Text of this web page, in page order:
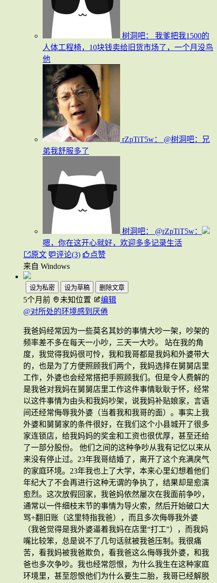
树洞吧：
我爹把我1500的
人体工程椅，10块钱卖给旧货市场了，一个月没鸟
他
rZpTiT5w：
@树洞吧：兄
弟我舒服多了
树洞吧：
@rZpTiT5w：
嗯，你在这开心就好，欢迎多多记录生活
原文
评论(3)
点赞
来自 Windows
设为私密 设为草稿 删除文章
5个月前 未知位置
编辑
@对所处的环境感到厌倦
我爸妈经常因为一些莫名其妙的事情大吵一架，吵架的
频率差不多在每天一小吵，三天一大吵。 站在我的角
度，我觉得我妈很可怜，我和我哥都是我妈和外婆带大
的，也是为了方便照顾我们两个，我妈选择在舅舅店里
工作，外婆也会经常搭把手照顾我们。但是令人费解的
是我爸对我妈在舅舅店里工作这件事情耿耿于怀，经常
以这件事情为由头和我妈吵架，说我妈补贴娘家，言语
间还经常侮辱我外婆（当着我和我哥的面）。事实上我
外婆和舅舅家的条件很好，在我们这个小县城开了很多
家连锁店，给我妈妈的奖金和工资也很优厚，甚至还给
了一部分股份。 他们之间的这种争吵从我有记忆以来从
来没有停止过。23年我哥结婚了，离开了这个充满戾气
的家庭环境。23年我也上了大学，本来心里幻想着他们
年纪大了不会再进行这种无谓的争执了，结果却是愈演
愈烈。这次放假回家，我爸妈依然屡次在我面前争吵，
通常以一件细枝末节的事情为导火索，然后开始破口大
骂+翻旧账（这里特指我爸），而且多次侮辱我外婆
（我爸觉得是我外婆逼着我妈在店里“打工”），而我妈
嘴比较笨，总是说不了几句话就被我爸压制。我很痛
苦，看我妈被我爸欺负，看我爸这么侮辱我外婆，和我
爸也多次争吵。我也经常怨恨，为什么我生在这种家庭
环境里，甚至怨恨他们为什么要生二胎，我哥已经解脱